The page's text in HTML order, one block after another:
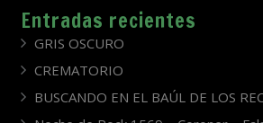
Entradas recientes
GRIS OSCURO
CREMATORIO
BUSCANDO EN EL BAÚL DE LOS